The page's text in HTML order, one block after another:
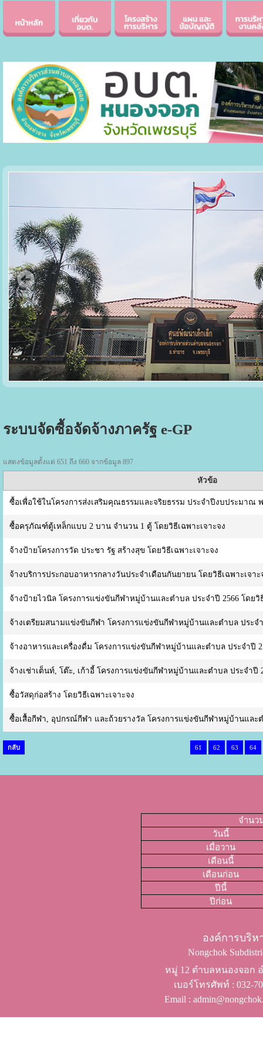
ระบบจัดซื้อจัดจ้างภาครัฐ e-GP
แสดงข้อมูลตั้งแต่ 651 ถึง 660 จากข้อมูล 897
หัวข้อ
ซื้อเพื่อใช้ในโครงการส่งเสริมคุณธรรมและจริยธรรม ประจำปีงบประมาณ
ซื้อครุภัณฑ์ตู้เหล็กแบบ 2 บาน จำนวน 1 ตู้ โดยวิธีเฉพาะเจาะจง
จ้างป้ายโครงการวัด ประชา รัฐ สร้างสุข โดยวิธีเฉพาะเจาะจง
จ้างบริการประกอบอาหารกลางวันประจำเดือนกันยายน โดยวิธีเฉพาะเจาะ
จ้างป้ายไวนิล โครงการแข่งขันกีฬาหมู่บ้านและตำบล ประจำปี 2566 โดยวิ
จ้างเตรียมสนามแข่งขันกีฬา โครงการแข่งขันกีฬาหมู่บ้านและตำบล ประจำ
จ้างอาหารและเครื่องดื่ม โครงการแข่งขันกีฬาหมู่บ้านและตำบล ประจำปี
จ้างเช่าเต็นท์, โต๊ะ, เก้าอี้ โครงการแข่งขันกีฬาหมู่บ้านและตำบล ประจำปี
ซื้อวัสดุก่อสร้าง โดยวิธีเฉพาะเจาะจง
ซื้อเสื้อกีฬา, อุปกรณ์กีฬา และถ้วยรางวัล โครงการแข่งขันกีฬาหมู่บ้านและต
กลับ 61 62 63 64
จำนว
วันนี้
เมื่อวาน
เดือนนี้
เดือนก่อน
ปีนี้
ปีก่อน
องค์การบริ
Nongchok
หมู่ 12 ตำบลหนองจอก
เบอร์โทรศัพท์ ​: 032-
Email :